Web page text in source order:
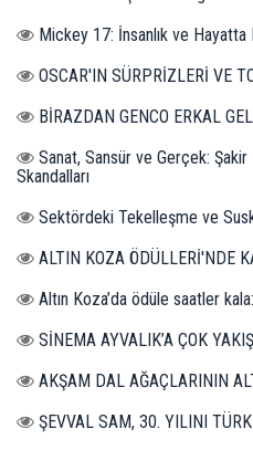
Mickey 17: İnsanlık ve Hayatta
OSCAR'IN SÜRPRİZLERİ VE
BİRAZDAN GENCO ERKAL
Sanat, Sansür ve Gerçek:
Skandalları
Sektördeki Tekelleşme ve
ALTIN KOZA ÖDÜLLERİ'NDE
Altın Koza’da ödüle saatler
SİNEMA AYVALIK’A ÇOK
AKŞAM DAL AĞAÇLARININ
ŞEVVAL SAM, 30. YILINI